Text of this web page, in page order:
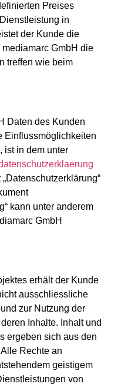
Preises
in
der Kunde die
GmbH die
treffen wie beim
Daten des Kunden
Einflussmöglichkeiten
ist in dem unter
kann unter anderem
GmbH
erhält der Kunde
ausschliessliche
zur Nutzung der
Inhalte. Inhalt und
ergeben sich aus den
Rechte an
geistigem
von